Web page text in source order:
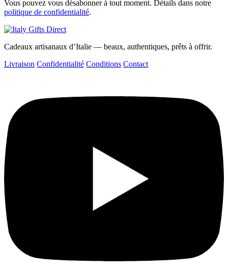
Vous pouvez vous désabonner à tout moment. Détails dans notre
politique de confidentialité.
Cadeaux artisanaux d’Italie — beaux, authentiques, prêts à offrir.
Livraison Confidentialité Conditions Contact